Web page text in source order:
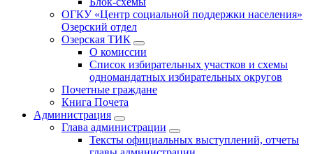
ОГКУ «Центр социальной поддержки населения»
Озерский отдел
Озерская ТИК
О комиссии
Список избирательных участков и схемы
одномандатных избирательных округов
Почетные граждане
Книга Почета
Администрация
Глава администрации
Тексты официальных выступлений, отчеты